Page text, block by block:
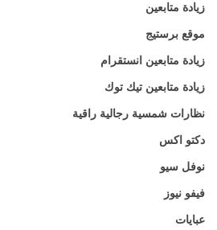
زيادة متابعين
موقع برستيج
زيادة متابعين انستقرام
زيادة متابعين تيك توك
نظارات شمسية رجالية راقية
دكتو اكس
نوفل سيو
فيفو نيوز
عبايات